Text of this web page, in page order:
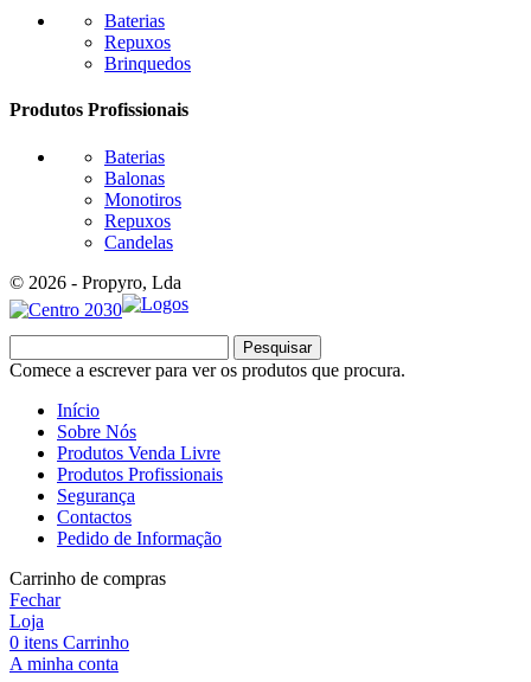
Baterias
Repuxos
Brinquedos
Produtos Profissionais
Baterias
Balonas
Monotiros
Repuxos
Candelas
© 2026 - Propyro, Lda
Pesquisar
Comece a escrever para ver os produtos que procura.
Início
Sobre Nós
Produtos Venda Livre
Produtos Profissionais
Segurança
Contactos
Pedido de Informação
Carrinho de compras
Fechar
Loja
0 itens Carrinho
A minha conta